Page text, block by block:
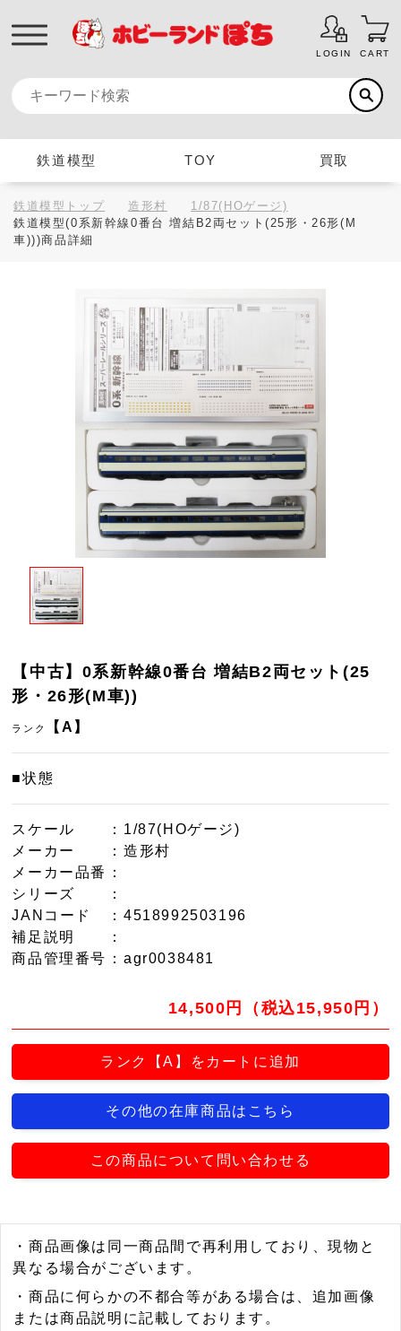
LOGIN CART
鉄道模型 TOY 買取
鉄道模型トップ 造形村
1/87(HOゲージ)
鉄道模型(0系新幹線0番台 増結B2両セット(25形・26形(M
車)))商品詳細
【中古】0系新幹線0番台 増結B2両セット(25
形・26形(M車))
ランク 【A】
■状態
スケール
：1/87(HOゲージ)
メーカー
：造形村
メーカー品番
：
シリーズ
：
JANコード
：4518992503196
補足説明
：
商品管理番号 ：agr0038481
14,500円（税込15,950円）
ランク【A】をカートに追加
その他の在庫商品はこちら
この商品について問い合わせる
・商品画像は同一商品間で再利用しており、現物と
異なる場合がございます。
・商品に何らかの不都合等がある場合は、追加画像
または商品説明に記載しております。